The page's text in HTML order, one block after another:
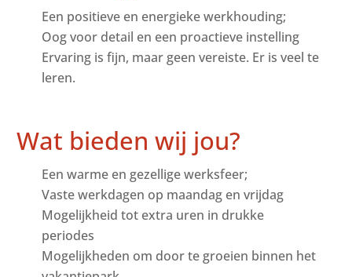
Een positieve en energieke werkhouding;
Oog voor detail en een proactieve instelling
Ervaring is fijn, maar geen vereiste. Er is veel te
leren.
Wat bieden wij jou?
Een warme en gezellige werksfeer;
Vaste werkdagen op maandag en vrijdag
Mogelijkheid tot extra uren in drukke
periodes
Mogelijkheden om door te groeien binnen het